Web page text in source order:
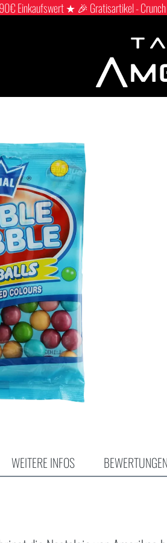
Einkaufswert ★ 🎉 Gratisartikel - Crunch
WEITERE INFOS BEWERTUNGEN